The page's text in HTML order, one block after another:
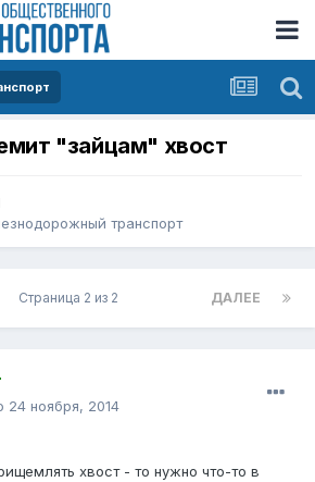
"зайцам" хвост
транспорт
ДАЛЕЕ
Страница 2 из 2
24 ноября, 2014
хвост - то нужно что-то в